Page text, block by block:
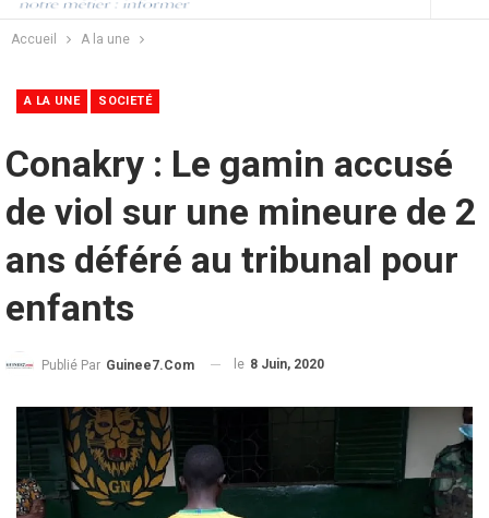
Accueil A la une
A LA UNE SOCIETÉ
Conakry : Le gamin accusé
de viol sur une mineure de 2
ans déféré au tribunal pour
enfants
Publié Par Guinee7.com le 8 Juin, 2020